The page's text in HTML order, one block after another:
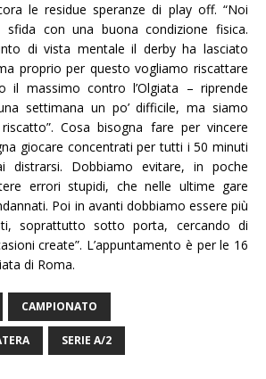
le residue speranze di play off. “Noi
sfida con una buona condizione fisica.
di vista mentale il derby ha lasciato
proprio per questo vogliamo riscattare
il massimo contro l’Olgiata – riprende
settimana un po’ difficile, ma siamo
Cosa bisogna fare per vincere
giocare concentrati per tutti i 50 minuti
distrarsi. Dobbiamo evitare, in poche
errori stupidi, che nelle ultime gare
Poi in avanti dobbiamo essere più
soprattutto sotto porta, cercando di
create”. L’appuntamento è per le 16
di Roma.
CAMPIONATO
SERIE A/2